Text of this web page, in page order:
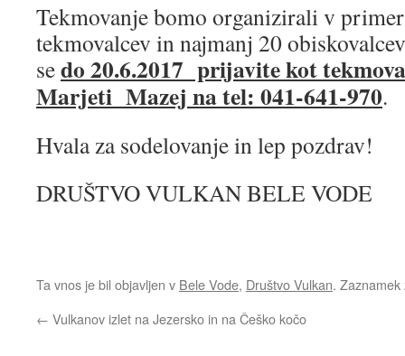
Tekmovanje bomo organizirali v
tekmovalcev in najmanj 20
sedo 20.6.2017 prijavite kot
Marjeti Mazej na tel: 041-641-970.
Hvala za sodelovanje in lep pozdrav!
DRUŠTVO VULKAN BELE VODE
Ta vnos je bil objavljen v Bele Vode, Društvo Vulkan.
← Vulkanov izlet na Jezersko in na Češko kočo